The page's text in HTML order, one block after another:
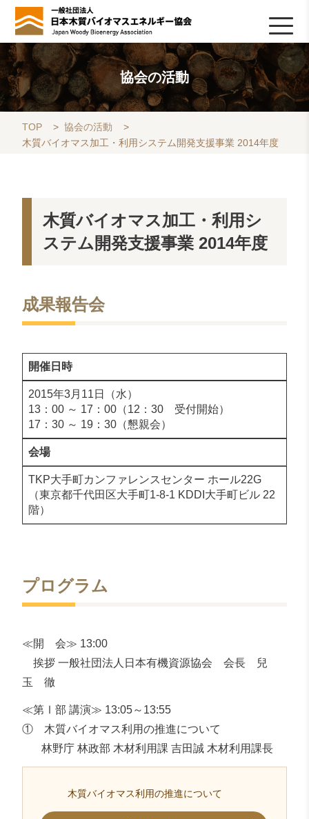
HOME
TOPICS
協会について
木質バイオマスの基礎知識
協会の活動
ライブラリ
データベース
Q&A
リンク集
お問い合わせ
会員専用
採用情報
協会の活動
TOP > 協会の活動
>
木質バイオマス加工・利用システム開発支援事業 2014年度
木質バイオマス加工・利用シ
ステム開発支援事業 2014年度
成果報告会
開催日時
2015年3月11日（水）
13：00 ～ 17：00（12：30 受付開始）
17：30 ～ 19：30（懇親会）
会場
TKP大手町カンファレンスセンター ホール22G
（東京都千代田区大手町1-8-1 KDDI大手町ビル 22
階）
プログラム
≪開 会≫ 13:00
挨拶 一般社団法人日本有機資源協会 会長 兒
玉 徹
≪第Ⅰ部 講演≫ 13:05～13:55
① 木質バイオマス利用の推進について
林野庁 林政部 木材利用課 吉田誠 木材利用課長
木質バイオマス利用の推進について